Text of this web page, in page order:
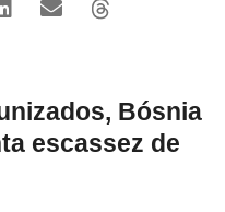
Bósnia
escassez de